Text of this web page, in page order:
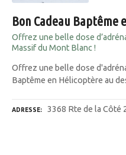
Bon Cadeau Baptême
Offrez une belle dose
Massif du Mont Blanc !
Offrez une belle dose
Baptême en Hélicoptère au
ADRESSE 3368 Rte de la Côté